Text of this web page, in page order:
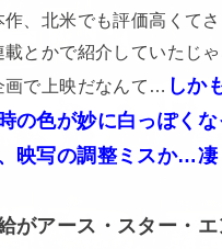
作、北米でも評価高くて
載とかで紹介していたじ
画で上映だなんて… しか
の色が妙に白っぽく
映写の調整ミスか…凄
がアース・スター・